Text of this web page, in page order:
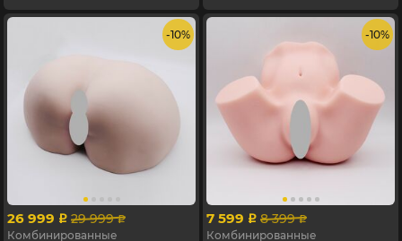
- 10%
26 999 p 29 999 p
Комбинированные
- 10%
7 599 p 8 399 p
Комбинированные